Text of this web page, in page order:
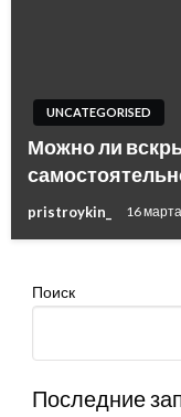
UNCATEGORISED
Можно ли
pristroykin_ 16
Поиск
Последние